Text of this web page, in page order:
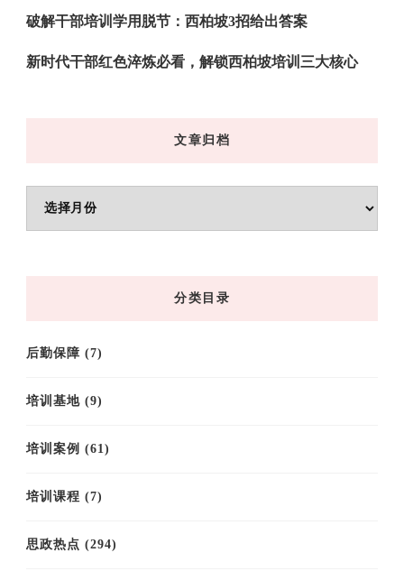
破解干部培训学用脱节：西柏坡3招给出答案
新时代干部红色淬炼必看，解锁西柏坡培训三大核心
文章归档
分类目录
后勤保障 (7)
培训基地 (9)
培训案例 (61)
培训课程 (7)
思政热点 (294)